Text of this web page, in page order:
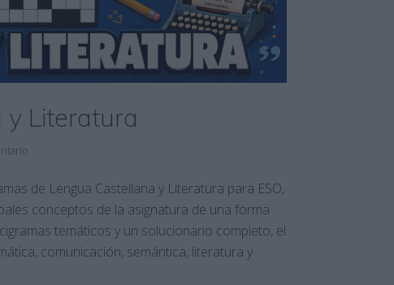
y Literatura
de Lengua Castellana y Literatura para ESO,
conceptos de la asignatura de una forma
temáticos y un solucionario completo, el
comunicación, semántica, literatura y